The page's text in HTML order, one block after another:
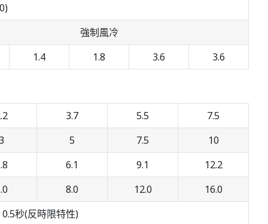
強制風冷
1.4
1.8 3.6 3.6
3.7 5.5
7.5
5 7.5
10
6.1 9.1
12.2
8.0 12.0
16.0
秒(反時限特性)